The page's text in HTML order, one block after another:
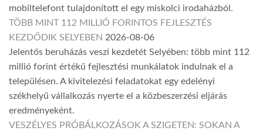
mobiltelefont tulajdonított el egy miskolci irodaházból.
TÖBB MINT 112 MILLIÓ FORINTOS FEJLESZTÉS
KEZDŐDIK SELYEBEN 2026-08-06
Jelentős beruházás veszi kezdetét Selyében: több mint 112
millió forint értékű fejlesztési munkálatok indulnak el a
településen. A kivitelezési feladatokat egy edelényi
székhelyű vállalkozás nyerte el a közbeszerzési eljárás
eredményeként.
VESZÉLYES PRÓBÁLKOZÁSOK A SZIGETEN: SOKAN A